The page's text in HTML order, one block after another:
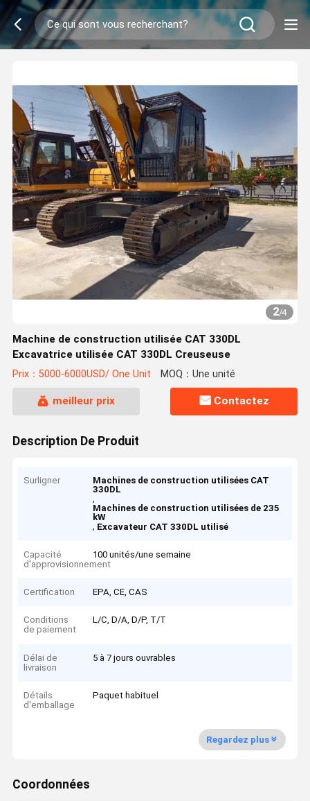
2/4
Machine de construction utilisée CAT 330DL
Excavatrice utilisée CAT 330DL Creuseuse
Prix：5000-6000USD/ One Unit MOQ：Une unité
meilleur prix Contactez
Description De Produit
Surligner
Machines de construction utilisées CAT
330DL
,
Machines de construction utilisées de 235
kW
, Excavateur CAT 330DL utilisé
Capacité
d'approvisionnement
100 unités/une semaine
Certification EPA, CE, CAS
Conditions
de paiement
L/C, D/A, D/P, T/T
Délai de
livraison
5 à 7 jours ouvrables
Détails
d'emballage
Paquet habituel
Regardez plus
Coordonnées